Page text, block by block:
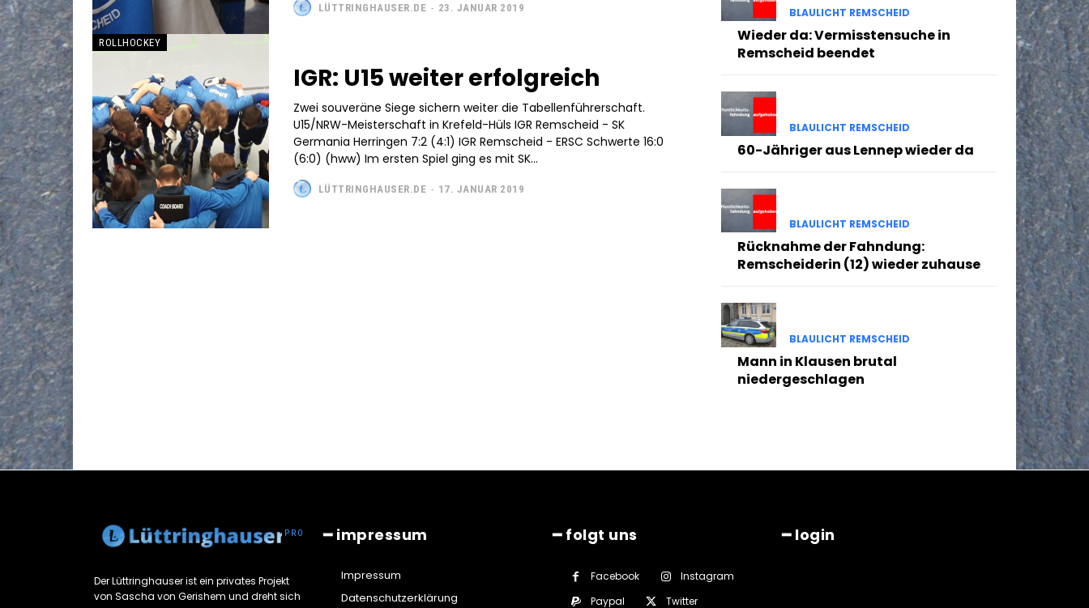
LÜTTRINGHAUSER.DE - 23. JANUAR 2019
ROLLHOCKEY
IGR: U15 weiter erfolgreich
Zwei souveräne Siege sichern weiter die Tabellenführerschaft.
U15/NRW-Meisterschaft in Krefeld-Hüls IGR Remscheid - SK
Germania Herringen 7:2 (4:1) IGR Remscheid - ERSC Schwerte 16:0
(6:0) (hww) Im ersten Spiel ging es mit SK...
LÜTTRINGHAUSER.DE - 17. JANUAR 2019
BLAULICHT REMSCHEID
Wieder da: Vermisstensuche in
Remscheid beendet
BLAULICHT REMSCHEID
60-Jähriger aus Lennep wieder da
BLAULICHT REMSCHEID
Rücknahme der Fahndung:
Remscheiderin (12) wieder zuhause
BLAULICHT REMSCHEID
Mann in Klausen brutal
niedergeschlagen
Der Lüttringhauser ist ein privates Projekt
von Sascha von Gerishem und dreht sich
━ impressum
Impressum
Datenschutzerklärung
━ folgt uns
Facebook
Instagram
Paypal
Twitter
━ login